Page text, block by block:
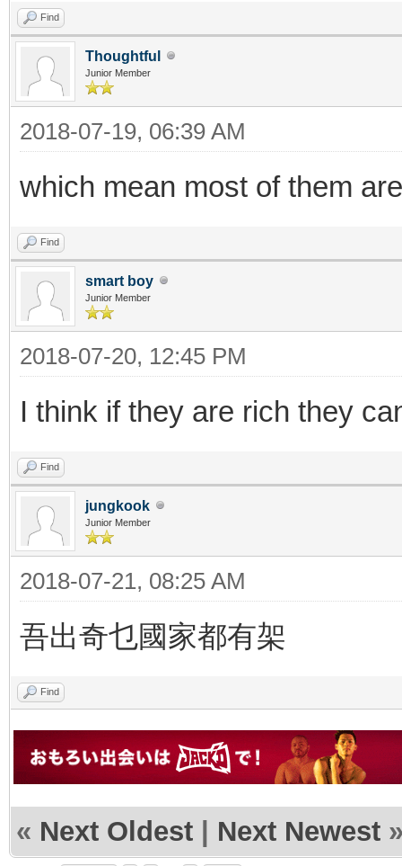
Find
Thoughtful
Junior Member
2018-07-19, 06:39 AM
which mean most of them
Find
smart boy
Junior Member
2018-07-20, 12:45 PM
I think if they are rich they
Find
jungkook
Junior Member
2018-07-21, 08:25 AM
吾出奇乜國家都有架
Find
« Next Oldest | Next Newest